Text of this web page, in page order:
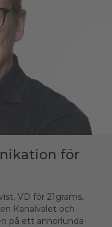
för
VD för 21grams,
Kanalvalet och
på ett annorlunda